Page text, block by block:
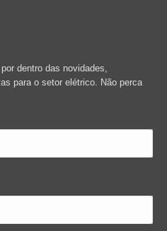
dentro das novidades,
para o setor elétrico. Não perca